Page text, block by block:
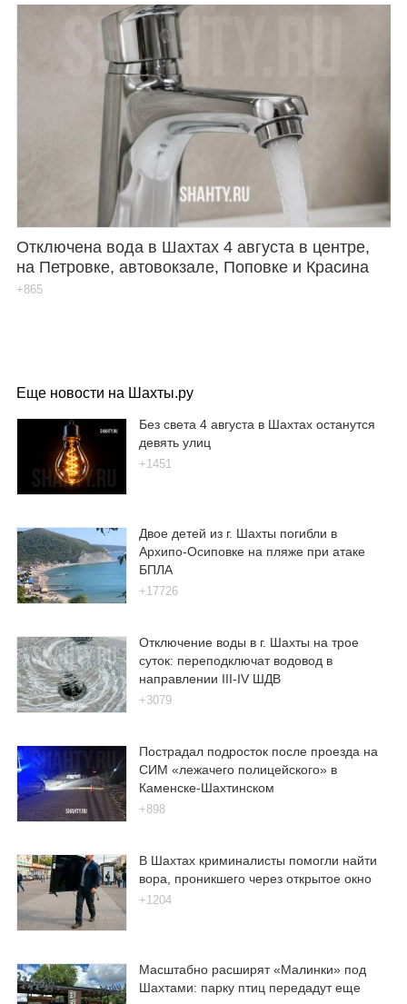
Отключена вода в Шахтах 4 августа в центре,
на Петровке, автовокзале, Поповке и Красина
+865
Еще новости на Шахты.ру
Без света 4 августа в Шахтах останутся
девять улиц
+1451
Двое детей из г. Шахты погибли в
Архипо-Осиповке на пляже при атаке
БПЛА
+17726
Отключение воды в г. Шахты на трое
суток: переподключат водовод в
направлении III-IV ШДВ
+3079
Пострадал подросток после проезда на
СИМ «лежачего полицейского» в
Каменске-Шахтинском
+898
В Шахтах криминалисты помогли найти
вора, проникшего через открытое окно
+1204
Масштабно расширят «Малинки» под
Шахтами: парку птиц передадут еще